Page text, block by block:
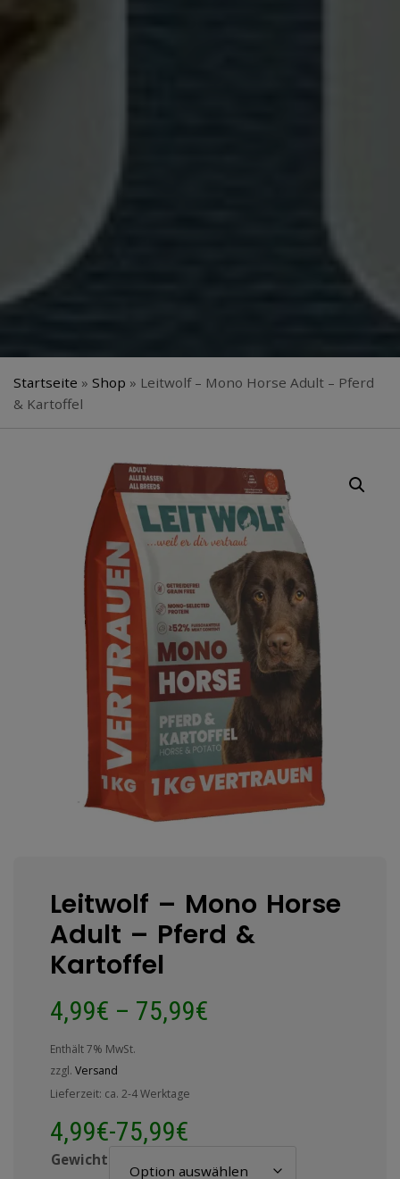
Startseite » Shop » Leitwolf – Mono Horse Adult – Pferd
& Kartoffel
Leitwolf – Mono Horse
Adult – Pferd &
Kartoffel
4,99€ – 75,99€
Enthält 7% MwSt.
zzgl. Versand
Lieferzeit: ca. 2-4 Werktage
4,99€-75,99€
Gewicht